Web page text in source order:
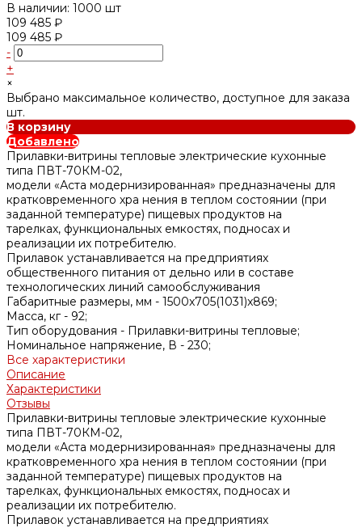
В наличии: 1000 шт
109 485 ₽
109 485 ₽
-
+
×
Выбрано максимальное количество, доступное для заказа
шт.
В корзину
Добавлено
Прилавки-витрины тепловые электрические кухонные
типа ПВТ-70КМ-02,
модели «Аста модернизированная» предназначены для
кратковременного хра нения в теплом состоянии (при
заданной температуре) пищевых продуктов на
тарелках, функциональных емкостях, подносах и
реализации их потребителю.
Прилавок устанавливается на предприятиях
общественного питания от дельно или в составе
технологических линий самообслуживания
Габаритные размеры, мм - 1500x705(1031)x869;
Масса, кг - 92;
Тип оборудования - Прилавки-витрины тепловые;
Номинальное напряжение, В - 230;
Все характеристики
Описание
Характеристики
Отзывы
Прилавки-витрины тепловые электрические кухонные
типа ПВТ-70КМ-02,
модели «Аста модернизированная» предназначены для
кратковременного хра нения в теплом состоянии (при
заданной температуре) пищевых продуктов на
тарелках, функциональных емкостях, подносах и
реализации их потребителю.
Прилавок устанавливается на предприятиях